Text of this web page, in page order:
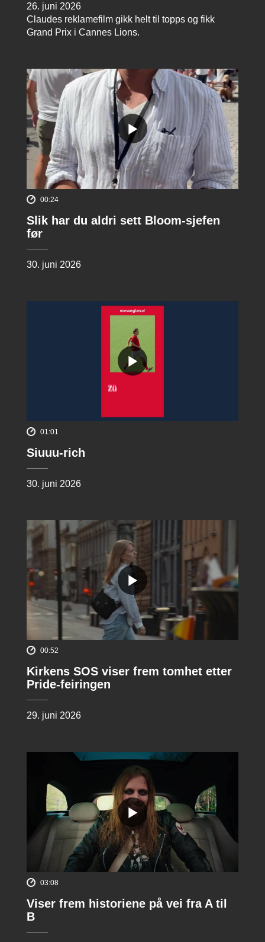
26. juni 2026
Claudes reklamefilm gikk helt til topps og fikk
Grand Prix i Cannes Lions.
00:24
Slik har du aldri sett Bloom-sjefen
før
30. juni 2026
01:01
Siuuu-rich
30. juni 2026
00:52
Kirkens SOS viser frem tomhet etter
Pride-feiringen
29. juni 2026
03:08
Viser frem historiene på vei fra A til
B